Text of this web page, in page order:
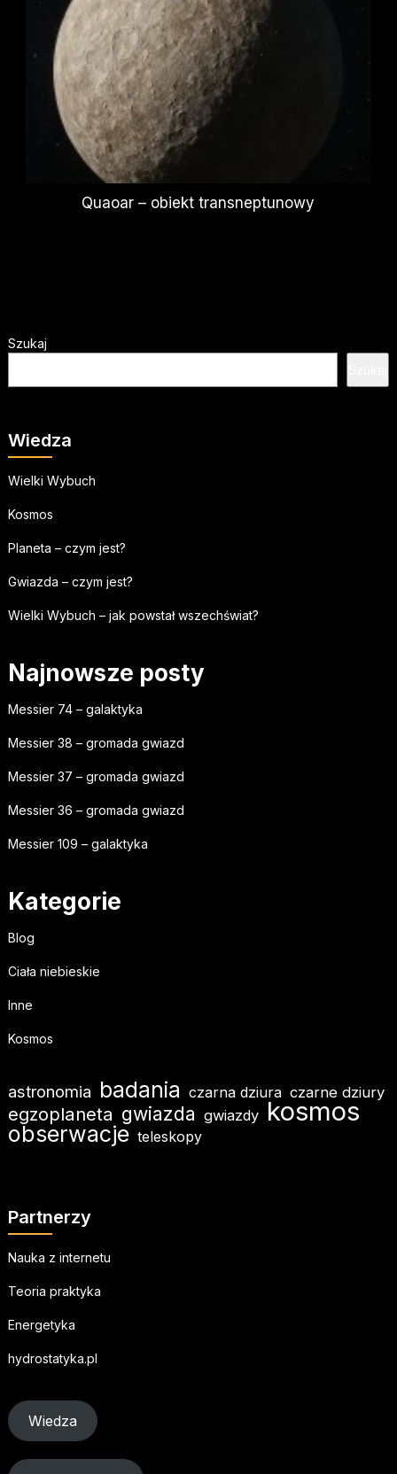
Quaoar – obiekt transneptunowy
Szukaj
Wiedza
Wielki Wybuch
Kosmos
Planeta – czym jest?
Gwiazda – czym jest?
Wielki Wybuch – jak powstał wszechświat?
Najnowsze posty
Messier 74 – galaktyka
Messier 38 – gromada gwiazd
Messier 37 – gromada gwiazd
Messier 36 – gromada gwiazd
Messier 109 – galaktyka
Kategorie
Blog
Ciała niebieskie
Inne
Kosmos
astronomia badania czarna dziura czarne dziury
egzoplaneta gwiazda gwiazdy kosmos
obserwacje teleskopy
Partnerzy
Nauka z internetu
Teoria praktyka
Energetyka
hydrostatyka.pl
Wiedza